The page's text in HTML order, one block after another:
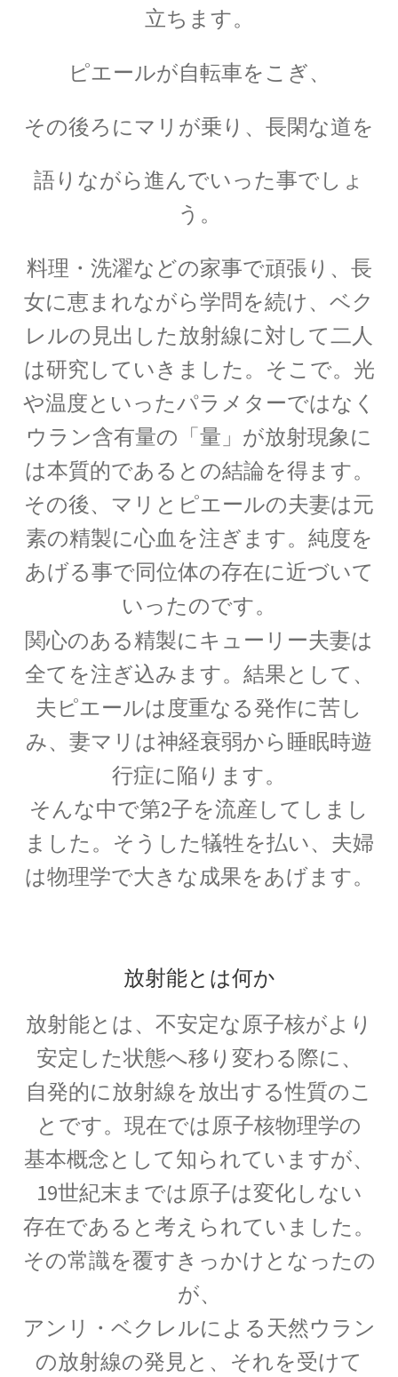
J・J・トムソン
を示した優れた実験家】
J・P・ジュール
【ジュールの法則｜熱の仕事当量の数値化】
J・R・マイヤー
【熱と仕事の変換｜エネルギーの概念の確立に
貢献】
【中性子を発見しガン治療に応用｜マンハッタ
ン計画でのリーダー】
K・シュヴァルツシルト
半径】
L・オイラー
【失明して単眼の巨人（サイクロプス）と呼ば
れた｜自然対数を定式化】
P・V・ミュッセンブルーク
【Peter Williston Shor, 1959/8/14-量子暗号を揺る
がす男】
R・J・E・クラウジウス
【熱力学の第一法則を定めエントロピーを定義
｜エントロピー】
R・P・ファインマン
【天才｜経路積分やファインマンダイヤ
グラムを考案】
立ちます。
ピエールが自転車をこぎ、
その後ろにマリが乗り、長閑な道を
語りながら進んでいった事でしょ
う。
料理・洗濯などの家事で頑張り、長
女に恵まれながら学問を続け、 ベク
レルの見出した放射線に対して二人
は研究していきました。 そこで。光
や温度といったパラメターではなく
ウラン含有量の「量」が放射現象に
は本質的であるとの結論を得ます。
その後、マリとピエールの夫妻は元
素の精製に心血を注ぎます。 純度を
あげる事で同位体の存在に近づいて
いったのです。
関心のある精製にキューリー夫妻は
全てを注ぎ込みます。結果として、
夫ピエールは度重なる発作に苦し
み、妻マリは神経衰弱から睡眠時遊
行症に陥ります。
そんな中で第2子を流産してしまし
ました。そうした犠牲を払い、夫婦
は物理学で大きな成果をあげます。
放射能とは何か
放射能とは、不安定な原子核がより
安定した状態へ移り変わる際に、
自発的に放射線を放出する性質のこ
とです。現在では原子核物理学の
基本概念として知られていますが、
19世紀末までは原子は変化しない
存在であると考えられていました。
その常識を覆すきっかけとなったの
が、
アンリ・ベクレルによる天然ウラン
の放射線の発見と、それを受けて